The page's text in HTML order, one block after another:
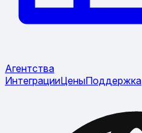
Агентства
ИнтеграцииЦеныПоддержка